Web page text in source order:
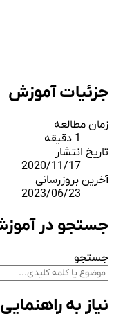
جزئیات آموزش
زمان مطالعه
تاریخ انتشار
2020/11/17
آخرین بروزرسانی
2023/06/23
جستجو در
جستجو
نیاز به